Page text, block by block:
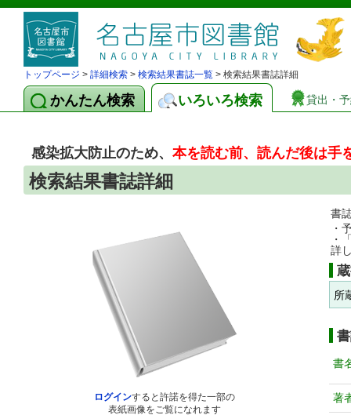
トップページ > 詳細検索 > 検索結果書誌一覧 > 検索結果書誌詳細
かんたん検索 いろいろ検索 貸出・
感染拡大防止のため、 本を読む前、読んだ後は手
検索結果書誌詳細
ログインすると許諾を得た一部の
表紙画像をご覧になれます
書
・
・
詳
所
書
著